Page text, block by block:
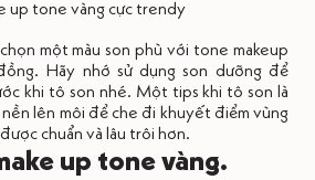
một màu son phù với tone makeup
Hãy nhớ sử dụng son dưỡng để
khi tô son nhé. Một tips khi tô son là
lên môi để che đi khuyết điểm vùng
chuẩn và lâu trôi hơn.
up tone vàng.